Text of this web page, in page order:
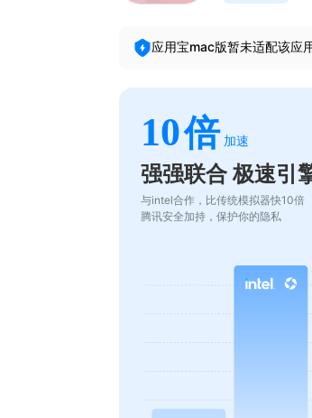
应用宝mac版暂未适配该应
10倍 加速
强强联合 极速引
与intel合作，比传统模拟器快10倍
腾讯安全加持，保护你的隐私